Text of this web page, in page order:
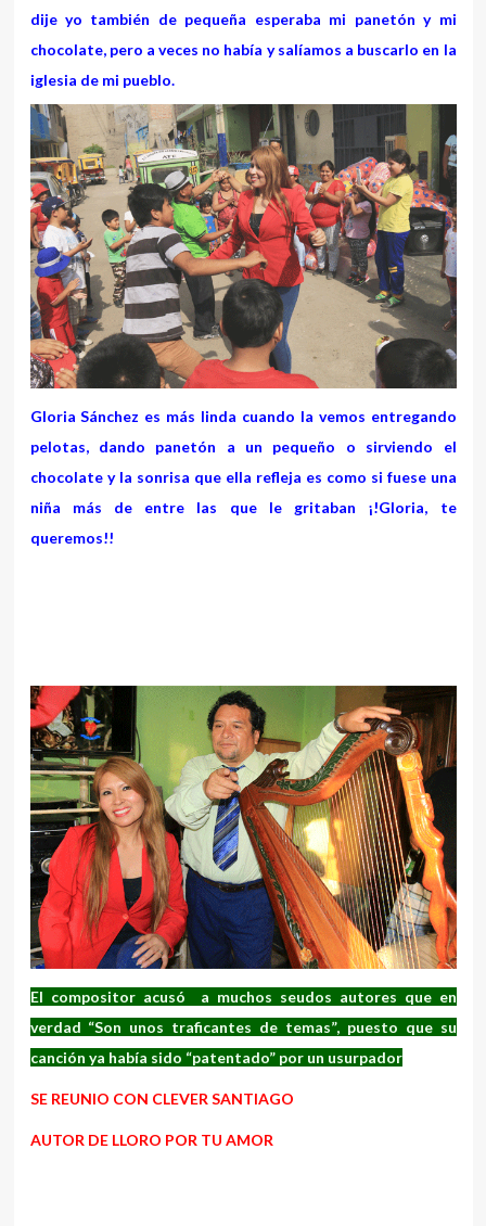
dije yo también de pequeña esperaba mi panetón y mi
chocolate, pero a veces no había y salíamos a buscarlo en la
iglesia de mi pueblo.
Gloria Sánchez es más linda cuando la vemos entregando
pelotas, dando panetón a un pequeño o sirviendo el
chocolate y la sonrisa que ella refleja es como si fuese una
niña más de entre las que le gritaban ¡!Gloria, te
queremos!!
El compositor acusó a muchos seudos autores que en
verdad “Son unos traficantes de temas”, puesto que su
canción ya había sido “patentado” por un usurpador
SE REUNIO CON CLEVER SANTIAGO
AUTOR DE LLORO POR TU AMOR